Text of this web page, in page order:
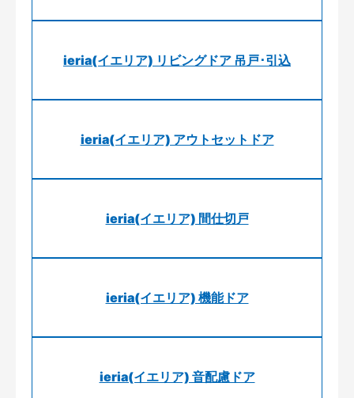
ieria(イエリア) リビングドア 吊戸･引込
ieria(イエリア) アウトセットドア
ieria(イエリア) 間仕切戸
ieria(イエリア) 機能ドア
ieria(イエリア) 音配慮ドア